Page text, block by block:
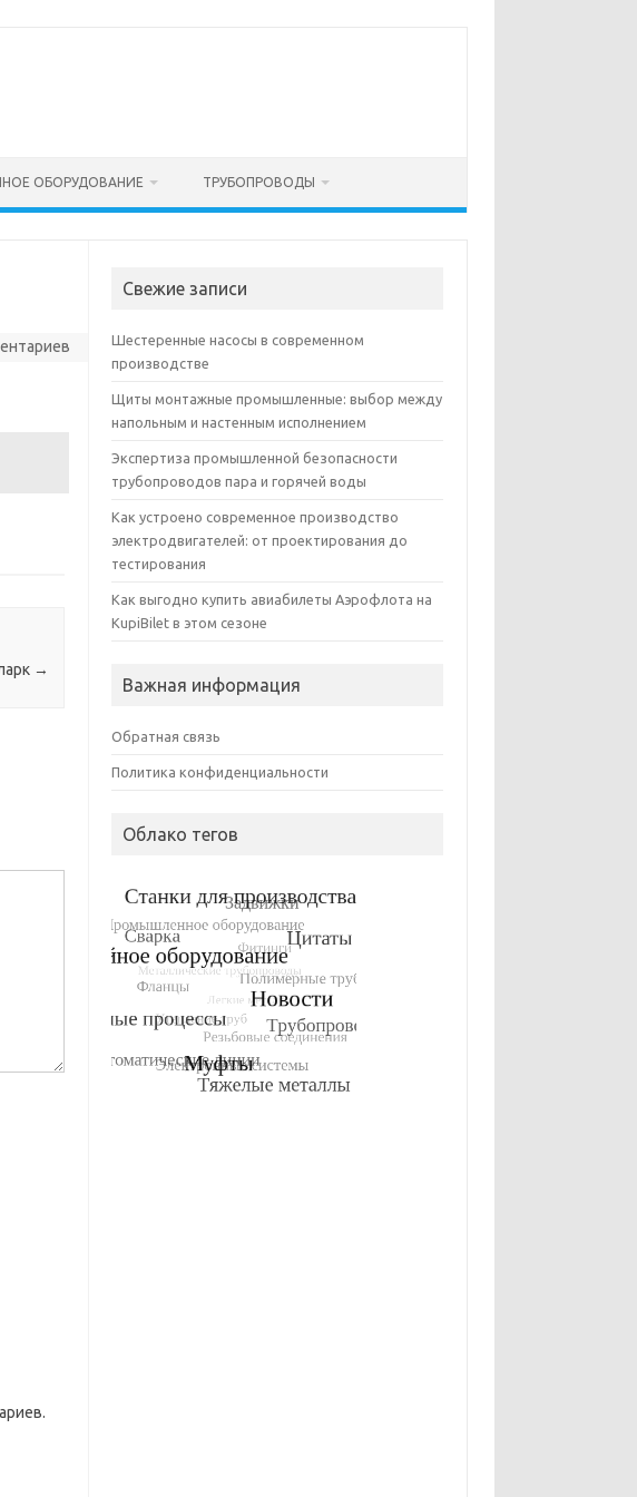
ОБОРУДОВАНИЕ ТРУБОПРОВОДЫ
→
Свежие записи
Шестеренные насосы в современном
производстве
Щиты монтажные промышленные: выбор между
напольным и настенным исполнением
Экспертиза промышленной безопасности
трубопроводов пара и горячей воды
Как устроено современное производство
электродвигателей: от проектирования до
тестирования
Как выгодно купить авиабилеты Аэрофлота на
KupiBilet в этом сезоне
Важная информация
Обратная связь
Политика конфиденциальности
Облако тегов